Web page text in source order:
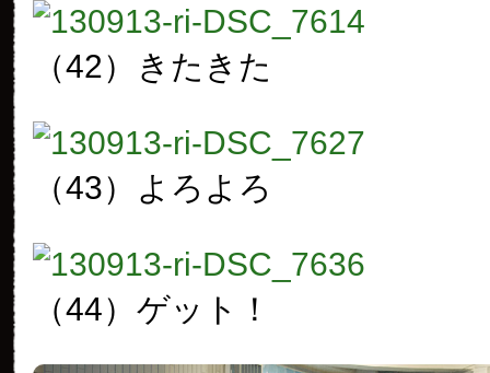
（42） きたきた
（43） よろよろ
（44） ゲット！